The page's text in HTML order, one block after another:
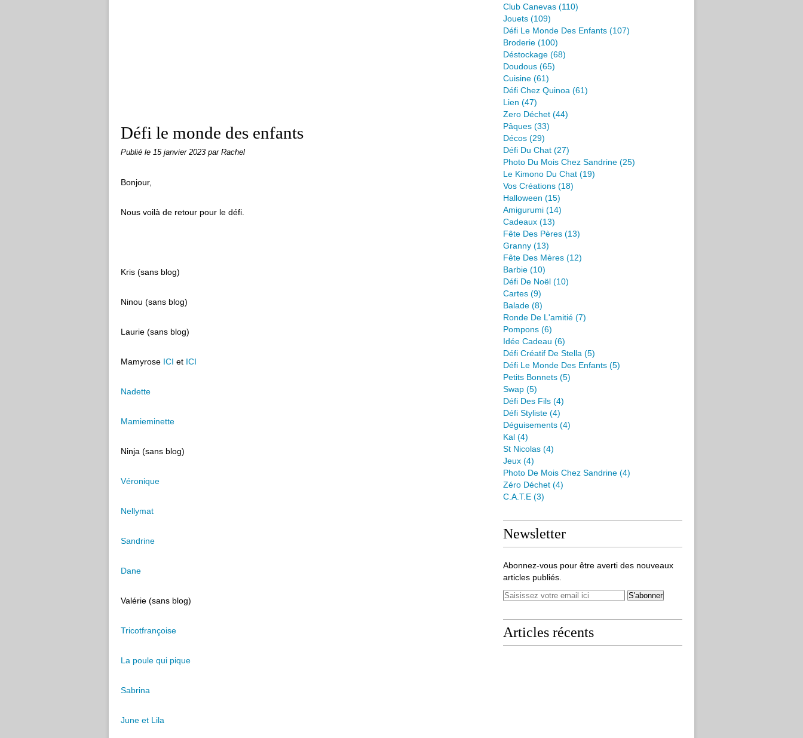
Défi le monde des enfants
Publié le 15 janvier 2023 par Rachel
Bonjour,
Nous voilà de retour pour le défi.
Kris (sans blog)
Ninou (sans blog)
Laurie (sans blog)
Mamyrose ICI et ICI
Nadette
Mamieminette
Ninja (sans blog)
Véronique
Nellymat
Sandrine
Dane
Valérie (sans blog)
Tricotfrançoise
La poule qui pique
Sabrina
June et Lila
Club Canevas (110)
Jouets (109)
Défi Le Monde Des Enfants (107)
Broderie (100)
Déstockage (68)
Doudous (65)
Cuisine (61)
Défi Chez Quinoa (61)
Lien (47)
Zero Déchet (44)
Pâques (33)
Décos (29)
Défi Du Chat (27)
Photo Du Mois Chez Sandrine (25)
Le Kimono Du Chat (19)
Vos Créations (18)
Halloween (15)
Amigurumi (14)
Cadeaux (13)
Fête Des Pères (13)
Granny (13)
Fête Des Mères (12)
Barbie (10)
Défi De Noël (10)
Cartes (9)
Balade (8)
Ronde De L'amitié (7)
Pompons (6)
Idée Cadeau (6)
Défi Créatif De Stella (5)
Défi Le Monde Des Enfants (5)
Petits Bonnets (5)
Swap (5)
Défi Des Fils (4)
Défi Styliste (4)
Déguisements (4)
Kal (4)
St Nicolas (4)
Jeux (4)
Photo De Mois Chez Sandrine (4)
Zéro Déchet (4)
C.a.t.e (3)
Newsletter
Abonnez-vous pour être averti des nouveaux
articles publiés.
Articles récents